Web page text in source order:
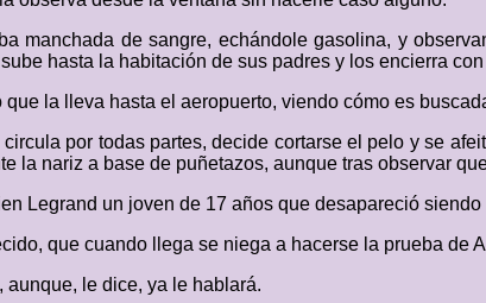
manchada de sangre, echándole gasolina, y
hasta la habitación de sus padres y los encierra
la lleva hasta el aeropuerto, viendo cómo es
por todas partes, decide cortarse el pelo y se
la nariz a base de puñetazos, aunque tras observar
Legrand un joven de 17 años que desapareció
que cuando llega se niega a hacerse la prueba de
le dice, ya le hablará.